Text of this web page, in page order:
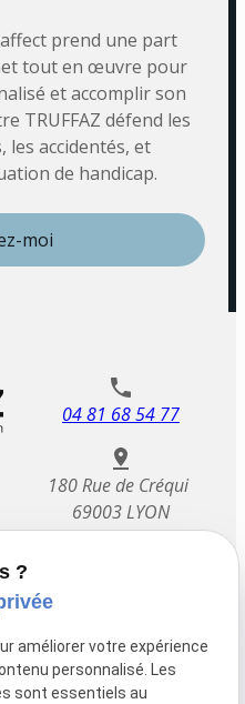
prend une part
tout en œuvre pour
et accomplir son
TRUFFAZ défend les
les accidentés, et
de handicap.
moi
04 81 68 54 77
180 Rue de Créqui
69003 LYON
Mon cabinet vous est
uniquement sur
rendez-vous
?
améliorer votre expérience
personnalisé. Les
sont essentiels au